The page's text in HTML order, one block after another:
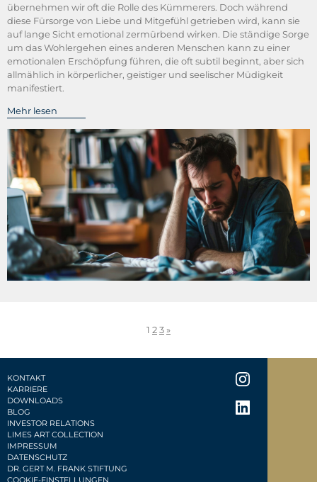
übernehmen wir oft die Rolle des Kümmerers. Doch während
diese Fürsorge von Liebe und Mitgefühl getrieben wird, kann sie
auf lange Sicht emotional zermürbend wirken. Die ständige Sorge
um das Wohlergehen eines anderen Menschen kann zu einer
emotionalen Erschöpfung führen, die oft subtil beginnt, aber sich
allmählich in körperlicher, geistiger und seelischer Müdigkeit
manifestiert.
Mehr lesen
1 23»
KONTAKT
KARRIERE
DOWNLOADS
BLOG
INVESTOR RELATIONS
LIMES ART COLLECTION
IMPRESSUM
DATENSCHUTZ
DR. GERT M. FRANK STIFTUNG
COOKIE-EINSTELLUNGEN